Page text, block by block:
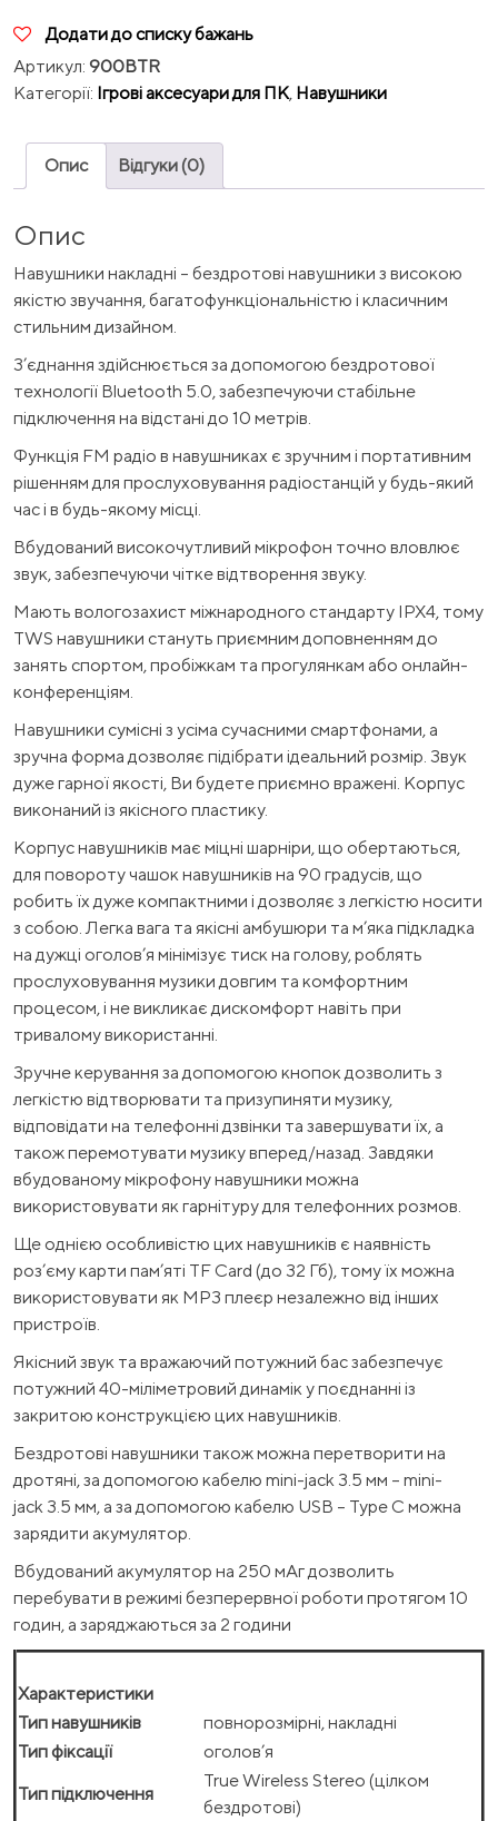
Додати до списку бажань
Артикул: 900BTR
Категорії: Ігрові аксесуари для ПК, Навушники
Опис Відгуки (0)
Опис
Навушники накладні – бездротові навушники з високою
якістю звучання, багатофункціональністю і класичним
стильним дизайном.
З’єднання здійснюється за допомогою бездротової
технології Bluetooth 5.0, забезпечуючи стабільне
підключення на відстані до 10 метрів.
Функція FM радіо в навушниках є зручним і портативним
рішенням для прослуховування радіостанцій у будь-який
час і в будь-якому місці.
Вбудований високочутливий мікрофон точно вловлює
звук, забезпечуючи чітке відтворення звуку.
Мають вологозахист міжнародного стандарту IPX4, тому
TWS навушники стануть приємним доповненням до
занять спортом, пробіжкам та прогулянкам або онлайн-
конференціям.
Навушники сумісні з усіма сучасними смартфонами, а
зручна форма дозволяє підібрати ідеальний розмір. Звук
дуже гарної якості, Ви будете приємно вражені. Корпус
виконаний із якісного пластику.
Корпус навушників має міцні шарніри, що обертаються,
для повороту чашок навушників на 90 градусів, що
робить їх дуже компактними і дозволяє з легкістю носити
з собою. Легка вага та якісні амбушюри та м’яка підкладка
на дужці оголов’я мінімізує тиск на голову, роблять
прослуховування музики довгим та комфортним
процесом, і не викликає дискомфорт навіть при
тривалому використанні.
Зручне керування за допомогою кнопок дозволить з
легкістю відтворювати та призупиняти музику,
відповідати на телефонні дзвінки та завершувати їх, а
також перемотувати музику вперед/назад. Завдяки
вбудованому мікрофону навушники можна
використовувати як гарнітуру для телефонних розмов.
Ще однією особливістю цих навушників є наявність
роз’єму карти пам’яті TF Card (до 32 Гб), тому їх можна
використовувати як MP3 плеєр незалежно від інших
пристроїв.
Якісний звук та вражаючий потужний бас забезпечує
потужний 40-міліметровий динамік у поєднанні із
закритою конструкцією цих навушників.
Бездротові навушники також можна перетворити на
дротяні, за допомогою кабелю mini-jack 3.5 мм – mini-
jack 3.5 мм, а за допомогою кабелю USB – Type C можна
зарядити акумулятор.
Вбудований акумулятор на 250 мАг дозволить
перебувати в режимі безперервної роботи протягом 10
годин, а заряджаються за 2 години
Характеристики
Тип навушників
повнорозмірні, накладні
Тип фіксації
оголов’я
Тип підключення
True Wireless Stereo (цілком
бездротові)